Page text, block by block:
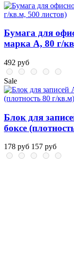
Бумага для
марка A, 80 г/
492 руб
Sale
Блок для
боксе
178 руб 157 руб